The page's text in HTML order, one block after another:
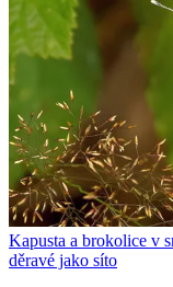
Kapusta a brokolice v
děravé jako síto